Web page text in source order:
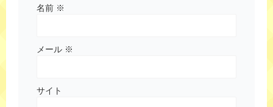
名前 ※
メール ※
サイト